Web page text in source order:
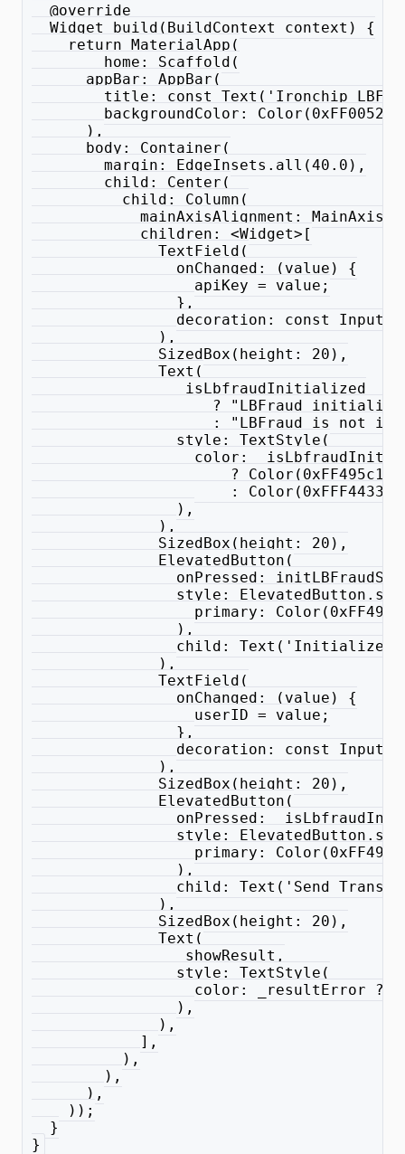
  @override
  Widget build(BuildContext context) {
    return MaterialApp(
        home: Scaffold(
      appBar: AppBar(
title: const Text('Ironchip
backgroundColor:
      ),
      body: Container(
        margin: EdgeInsets.all(40.0),
        child: Center(
          child: Column(
mainAxisAlignment:
            children: <Widget>[
              TextField(
                onChanged: (value) {
                  apiKey = value;
                },
decoration: const
              ),
              SizedBox(height: 20),
              Text(
                _isLbfraudInitialized
? "LBFraud
: "LBFraud is not
                style: TextStyle(
color:
?
:
                ),
              ),
              SizedBox(height: 20),
              ElevatedButton(
onPressed:
style:
primary:
                ),
child: Text('Initialize
              ),
              TextField(
                onChanged: (value) {
                  userID = value;
                },
decoration: const
              ),
              SizedBox(height: 20),
              ElevatedButton(
onPressed:
style:
primary:
                ),
child: Text('Send
              ),
              SizedBox(height: 20),
              Text(
                _showResult,
                style: TextStyle(
color: _resultError ?
                ),
              ),
            ],
          ),
        ),
      ),
    ));
  }
}